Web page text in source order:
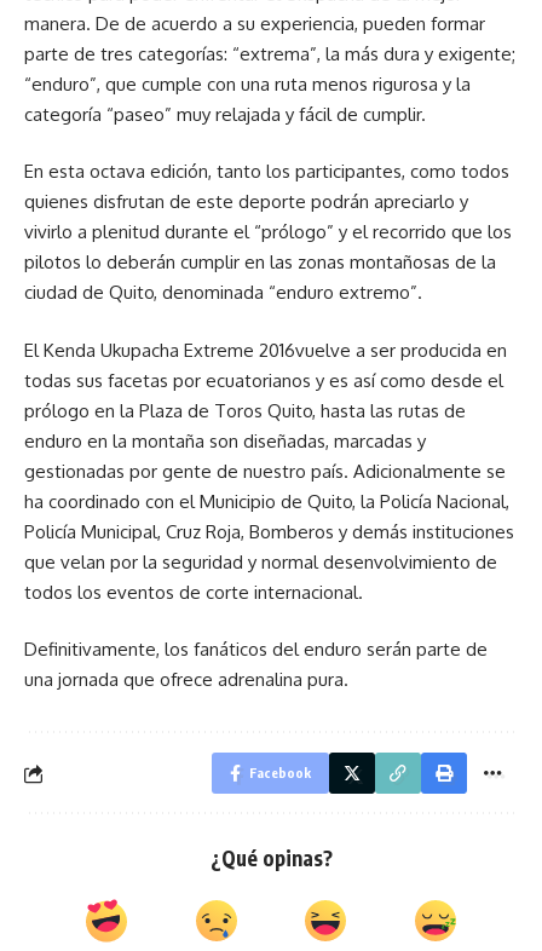
manera. De de acuerdo a su experiencia, pueden formar
parte de tres categorías: “extrema”, la más dura y exigente;
“enduro”, que cumple con una ruta menos rigurosa y la
categoría “paseo” muy relajada y fácil de cumplir.
En esta octava edición, tanto los participantes, como todos
quienes disfrutan de este deporte podrán apreciarlo y
vivirlo a plenitud durante el “prólogo” y el recorrido que los
pilotos lo deberán cumplir en las zonas montañosas de la
ciudad de Quito, denominada “enduro extremo”.
El Kenda Ukupacha Extreme 2016vuelve a ser producida en
todas sus facetas por ecuatorianos y es así como desde el
prólogo en la Plaza de Toros Quito, hasta las rutas de
enduro en la montaña son diseñadas, marcadas y
gestionadas por gente de nuestro país. Adicionalmente se
ha coordinado con el Municipio de Quito, la Policía Nacional,
Policía Municipal, Cruz Roja, Bomberos y demás instituciones
que velan por la seguridad y normal desenvolvimiento de
todos los eventos de corte internacional.
Definitivamente, los fanáticos del enduro serán parte de
una jornada que ofrece adrenalina pura.
Facebook
¿Qué opinas?